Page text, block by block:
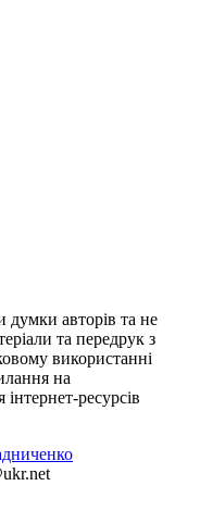
думки авторів та не
та передрук з
використанні
на
ресурсів